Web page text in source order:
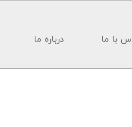
با ما درباره ما